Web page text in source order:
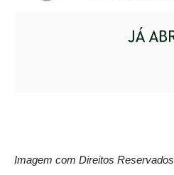
Imagem com Direitos Reservados